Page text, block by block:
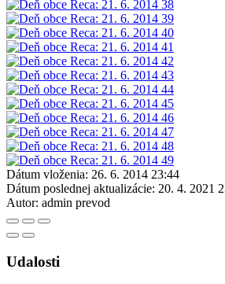
Dátum vloženia: 26. 6. 2014 23:44
Dátum poslednej aktualizácie: 20. 4. 2021
Autor: admin prevod
Udalosti